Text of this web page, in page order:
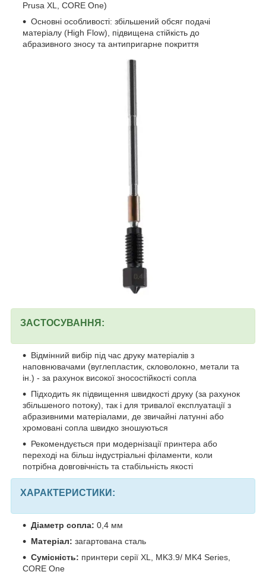
Prusa XL, CORE One)
Основні особливості: збільшений обсяг подачі
матеріалу (High Flow), підвищена стійкість до
абразивного зносу та антипригарне покриття
ЗАСТОСУВАННЯ:
Відмінний вибір під час друку матеріалів з
наповнювачами (вуглепластик, скловолокно, метали та
ін.) - за рахунок високої зносостійкості сопла
Підходить як підвищення швидкості друку (за рахунок
збільшеного потоку), так і для тривалої експлуатації з
абразивними матеріалами, де звичайні латунні або
хромовані сопла швидко зношуються
Рекомендується при модернізації принтера або
переході на більш індустріальні філаменти, коли
потрібна довговічність та стабільність якості
ХАРАКТЕРИСТИКИ:
Діаметр сопла: 0,4 мм
Матеріал: загартована сталь
Сумісність: принтери серії XL, MK3.9/ MK4 Series,
CORE One